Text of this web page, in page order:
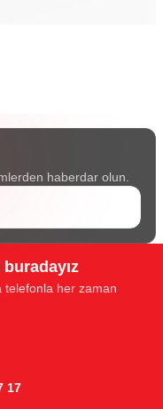
haberdar olun.
telefonla her zaman
17